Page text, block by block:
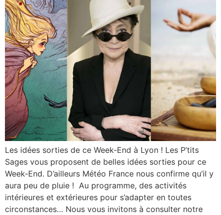
Les idées sorties de ce Week-End à Lyon ! Les P’tits
Sages vous proposent de belles idées sorties pour ce
Week-End. D’ailleurs Météo France nous confirme qu’il y
aura peu de pluie ! Au programme, des activités
intérieures et extérieures pour s’adapter en toutes
circonstances… Nous vous invitons à consulter notre